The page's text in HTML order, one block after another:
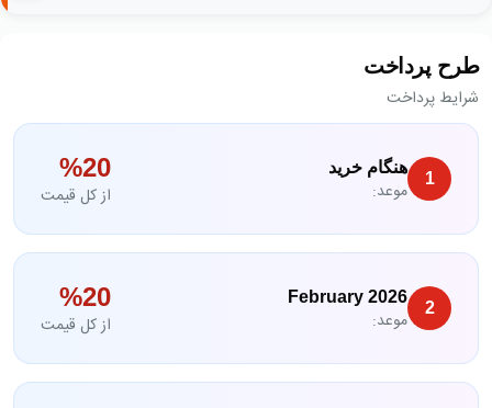
طرح پرداخت
شرایط پرداخت
‎1‎
هنگام خرید
موعد:
‎20‎
%
از کل قیمت
‎2‎
February 2026
موعد:
‎20‎
%
از کل قیمت